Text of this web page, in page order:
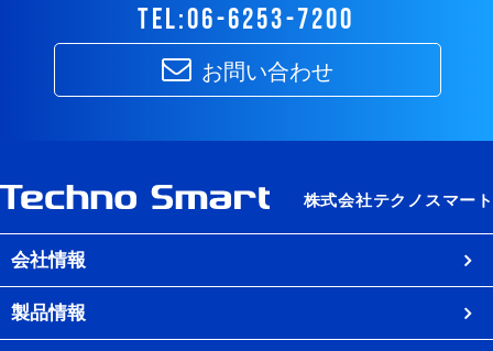
tel:06-6253-7200
お問い合わせ
会社情報
製品情報